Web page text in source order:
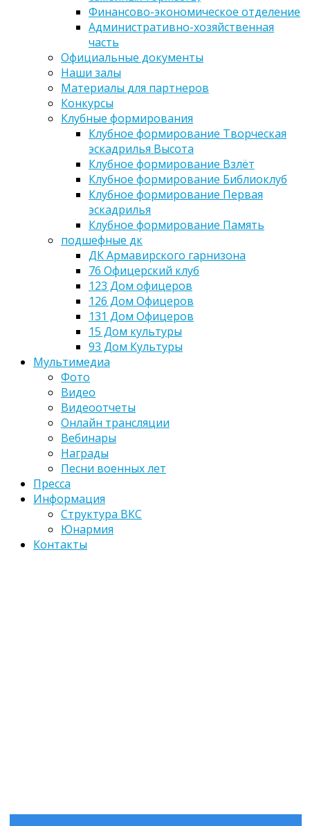
Финансово-экономическое отделение
Административно-хозяйственная
часть
Официальные документы
Наши залы
Материалы для партнеров
Конкурсы
Клубные формирования
Клубное формирование Творческая
эскадрилья Высота
Клубное формирование Взлёт
Клубное формирование Библиоклуб
Клубное формирование Первая
эскадрилья
Клубное формирование Память
подшефные дк
ДК Армавирского гарнизона
76 Офицерский клуб
123 Дом офицеров
126 Дом Офицеров
131 Дом Офицеров
15 Дом культуры
93 Дом Культуры
Мультимедиа
Фото
Видео
Видеоотчеты
Онлайн трансляции
Вебинары
Награды
Песни военных лет
Пресса
Информация
Структура ВКС
Юнармия
Контакты